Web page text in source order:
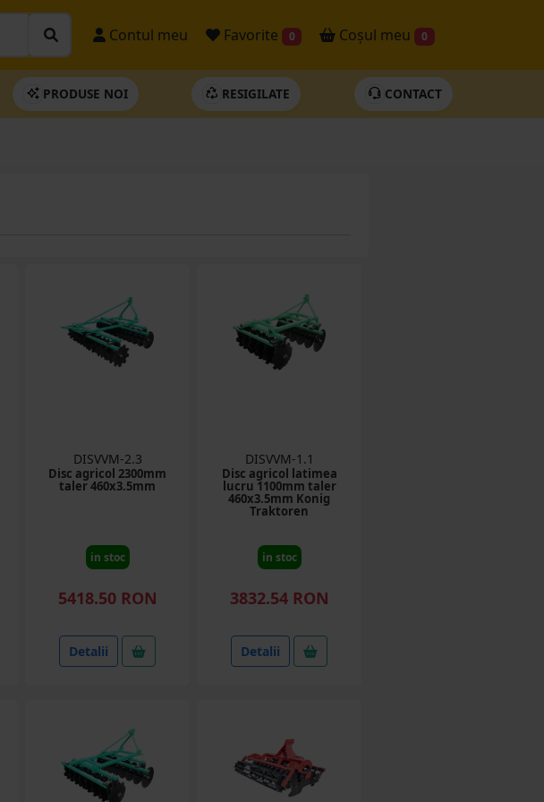
Contul meu Favorite 0 Coșul meu 0
PRODUSE NOI RESIGILATE CONTACT
DISVVM-2.3
Disc agricol 2300mm
taler 460x3.5mm
in stoc
5418.50 RON
Detalii
DISVVM-1.1
Disc agricol latimea
lucru 1100mm taler
460x3.5mm Konig
Traktoren
in stoc
3832.54 RON
Detalii